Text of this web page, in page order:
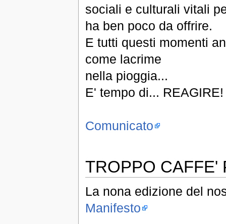
sociali e culturali vitali
ha ben poco da offrire.
E tutti questi momenti
come lacrime
nella pioggia...
E' tempo di... REAGIRE!
Comunicato
TROPPO CAFFE'
La nona edizione del
Manifesto